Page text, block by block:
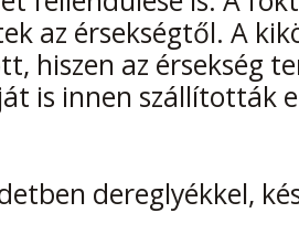
az érsekségtől. A
hiszen az érsekség
is innen szállították
dereglyékkel,